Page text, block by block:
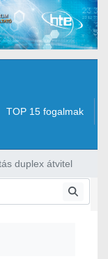
TOP 15 fogalmak
duplex átvitel